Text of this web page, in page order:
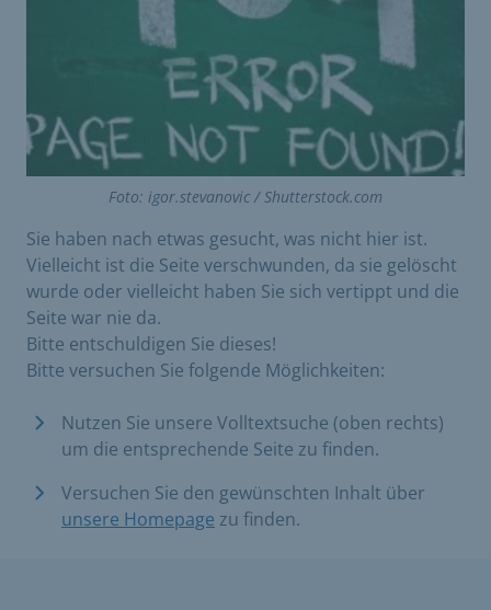
Foto: igor.stevanovic / Shutterstock.com
Sie haben nach etwas gesucht, was nicht hier ist.
Vielleicht ist die Seite verschwunden, da sie gelöscht
wurde oder vielleicht haben Sie sich vertippt und die
Seite war nie da.
Bitte entschuldigen Sie dieses!
Bitte versuchen Sie folgende Möglichkeiten:
Nutzen Sie unsere Volltextsuche (oben rechts)
um die entsprechende Seite zu finden.
Versuchen Sie den gewünschten Inhalt über
unsere Homepage zu finden.